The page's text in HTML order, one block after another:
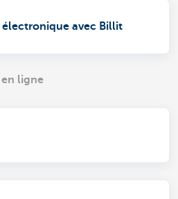
électronique avec Billit
ligne